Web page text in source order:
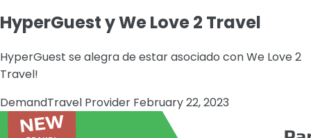
HyperGuest y We Love 2 Travel
HyperGuest se alegra de estar asociado con We Love 2
Travel!
DemandTravel Provider February 22, 2023